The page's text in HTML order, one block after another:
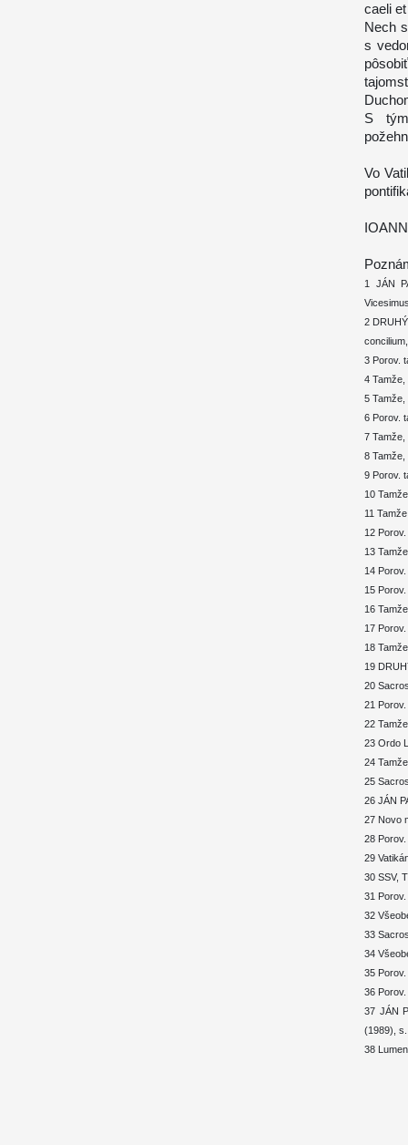
caeli
Nech
s
S
Vo
1 JÁN
2
3 Porov.
4 Tamže,
5 Tamže,
6 Porov.
7 Tamže,
8 Tamže,
9 Porov.
10
11
12
13
14
15
16
17
18
19
20
21
22
23 Ordo
24
25
26 JÁN
27 Novo
28
29
30 SSV,
31
32
33
34
35
36
37 JÁN
(1989),
38